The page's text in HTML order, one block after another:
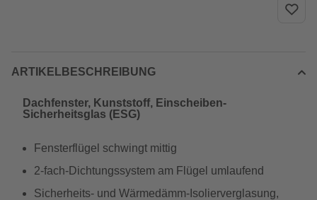
ARTIKELBESCHREIBUNG
Dachfenster, Kunststoff, Einscheiben-
Sicherheitsglas (ESG)
Fensterflügel schwingt mittig
2-fach-Dichtungssystem am Flügel umlaufend
Sicherheits- und Wärmedämm-Isolierverglasung,